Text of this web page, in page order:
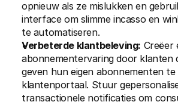
opnieuw als ze mislukken en
interface om slimme incasso en
te automatiseren.
Verbeterde klantbeleving: Creëer
abonnementervaring door klanten
geven hun eigen abonnementen
klantenportaal. Stuur
transactionele notificaties om